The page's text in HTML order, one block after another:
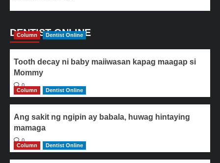
DENTIST ONLINE
Column Dentist Online
Tooth decay ni baby maiiwasan kapag maagap si
Mommy
0
Column
Dentist Online
Ang sakit ng ngipin ay babala, huwag hintaying
mamaga
0
Column
Dentist Online